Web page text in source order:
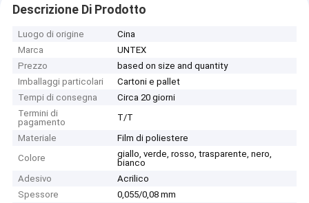
Descrizione Di Prodotto
Luogo di origine
Cina
Marca
UNTEX
Prezzo
based on size and quantity
Imballaggi particolari
Cartoni e pallet
Tempi di consegna
Circa 20 giorni
Termini di
pagamento
T/T
Materiale
Film di poliestere
Colore
giallo, verde, rosso, trasparente, nero,
bianco
Adesivo
Acrilico
Spessore
0,055/0,08 mm